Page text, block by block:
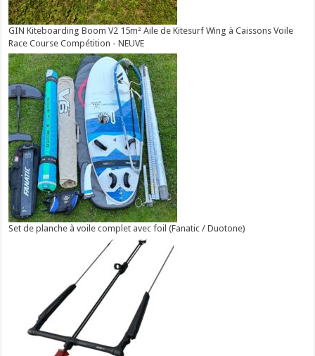
GIN Kiteboarding Boom V2 15m² Aile de Kitesurf Wing à Caissons Voile
Race Course Compétition - NEUVE
Set de planche à voile complet avec foil (Fanatic / Duotone)